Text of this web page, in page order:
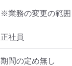
※業務の変更の範
正社員
期間の定め無し